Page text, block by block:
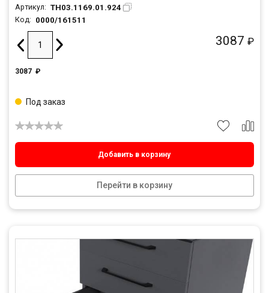
Артикул: TH03.1169.01.924
Код: 0000/161511
3087 ₽
3087 ₽
Добавить в корзину
Перейти в корзину
Под заказ